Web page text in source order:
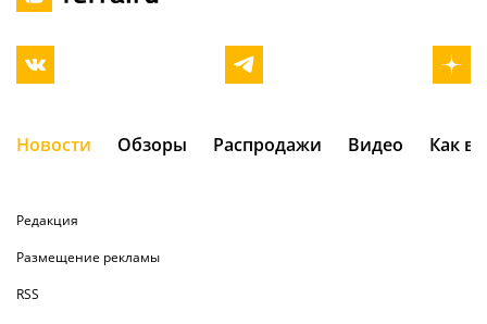
Новости Обзоры Распродажи Видео Как
Редакция
Размещение рекламы
RSS